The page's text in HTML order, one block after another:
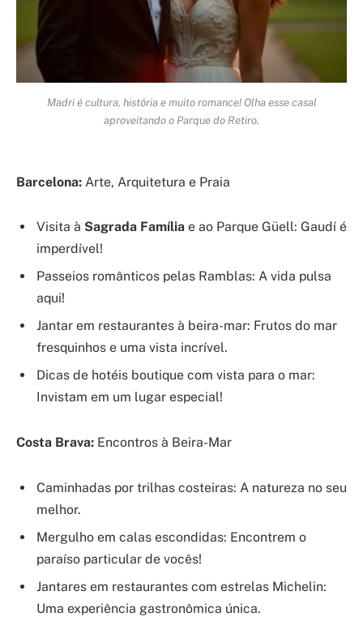
Madri é cultura, história e muito romance! Olha esse casal
aproveitando o Parque do Retiro.
Barcelona: Arte, Arquitetura e Praia
Visita à Sagrada Família e ao Parque Güell: Gaudí é
imperdível!
Passeios românticos pelas Ramblas: A vida pulsa
aqui!
Jantar em restaurantes à beira-mar: Frutos do mar
fresquinhos e uma vista incrível.
Dicas de hotéis boutique com vista para o mar:
Invistam em um lugar especial!
Costa Brava: Encontros à Beira-Mar
Caminhadas por trilhas costeiras: A natureza no seu
melhor.
Mergulho em calas escondidas: Encontrem o
paraíso particular de vocês!
Jantares em restaurantes com estrelas Michelin:
Uma experiência gastronômica única.